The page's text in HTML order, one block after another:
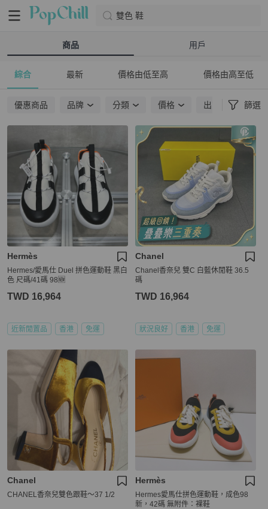
雙色 鞋
商品 用戶
綜合 最新 價格由低至高 價格由高至低
優惠商品 品牌 分類 價格 出貨地點 篩選
Hermès
Hermes/愛馬仕 Duel 拼色運動鞋 黑白
色 尺碼/41碼 98🆕
TWD 16,964
近新閒置品 香港 免運
Chanel
Chanel香奈兒 雙C 白藍休閒鞋 36.5
碼
TWD 16,964
狀況良好 香港 免運
Chanel
CHANEL香奈兒雙色跟鞋～37 1/2
Hermès
Hermes愛馬仕拼色運動鞋，成色98
新，42碼 無附件：裸鞋